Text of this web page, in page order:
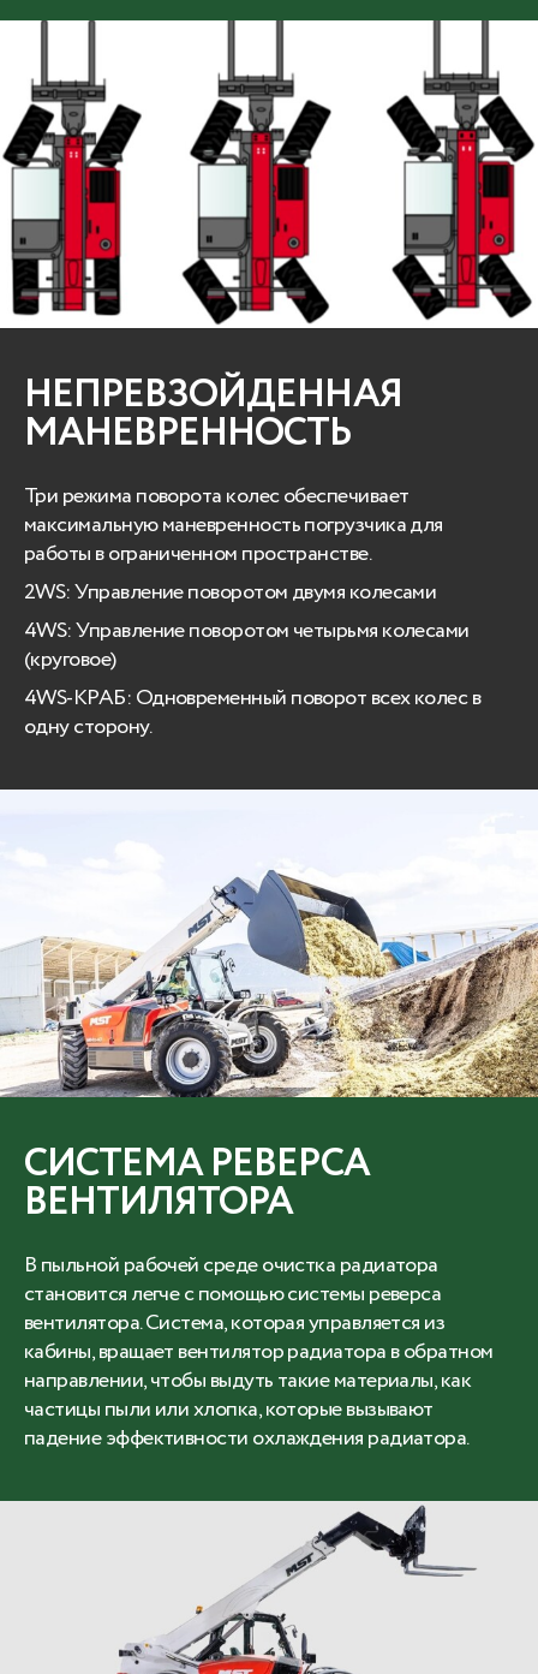
НЕПРЕВЗОЙДЕННАЯ
МАНЕВРЕННОСТЬ
Три режима поворота колес обеспечивает
максимальную маневренность погрузчика для
работы в ограниченном пространстве.
2WS: Управление поворотом двумя колесами
4WS: Управление поворотом четырьмя колесами
(круговое)
4WS-КРАБ: Одновременный поворот всех колес в
одну сторону.
СИСТЕМА РЕВЕРСА
ВЕНТИЛЯТОРА
В пыльной рабочей среде очистка радиатора
становится легче с помощью системы реверса
вентилятора. Система, которая управляется из
кабины, вращает вентилятор радиатора в обратном
направлении, чтобы выдуть такие материалы, как
частицы пыли или хлопка, которые вызывают
падение эффективности охлаждения радиатора.